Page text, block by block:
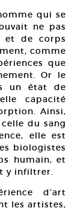
qui se
ne pas
et de corps
comme
que
Or le
un état de
capacité
Ainsi,
du sang
elle est
biologistes
humain, et
y infiltrer.
d’art
les artistes,